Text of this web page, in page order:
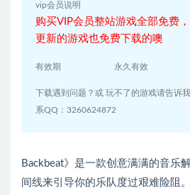
vip会员说明
购买VIP会员整站游戏全部免费
更新的游戏也免费下载的噢
有效期 永久有效
下载遇到问题？或 玩不了的游戏请告诉
系QQ：3260624872
Backbeat》是一款创意满满的音乐
间线来引导你的乐队度过艰难险阻